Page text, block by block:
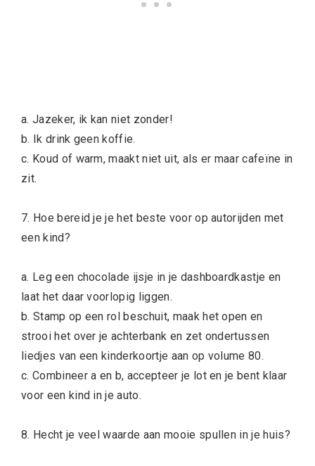
a. Jazeker, ik kan niet zonder!
b. Ik drink geen koffie.
c. Koud of warm, maakt niet uit, als er maar cafeïne in
zit.
7. Hoe bereid je je het beste voor op autorijden met
een kind?
a. Leg een chocolade ijsje in je dashboardkastje en
laat het daar voorlopig liggen.
b. Stamp op een rol beschuit, maak het open en
strooi het over je achterbank en zet ondertussen
liedjes van een kinderkoortje aan op volume 80.
c. Combineer a en b, accepteer je lot en je bent klaar
voor een kind in je auto.
8. Hecht je veel waarde aan mooie spullen in je huis?